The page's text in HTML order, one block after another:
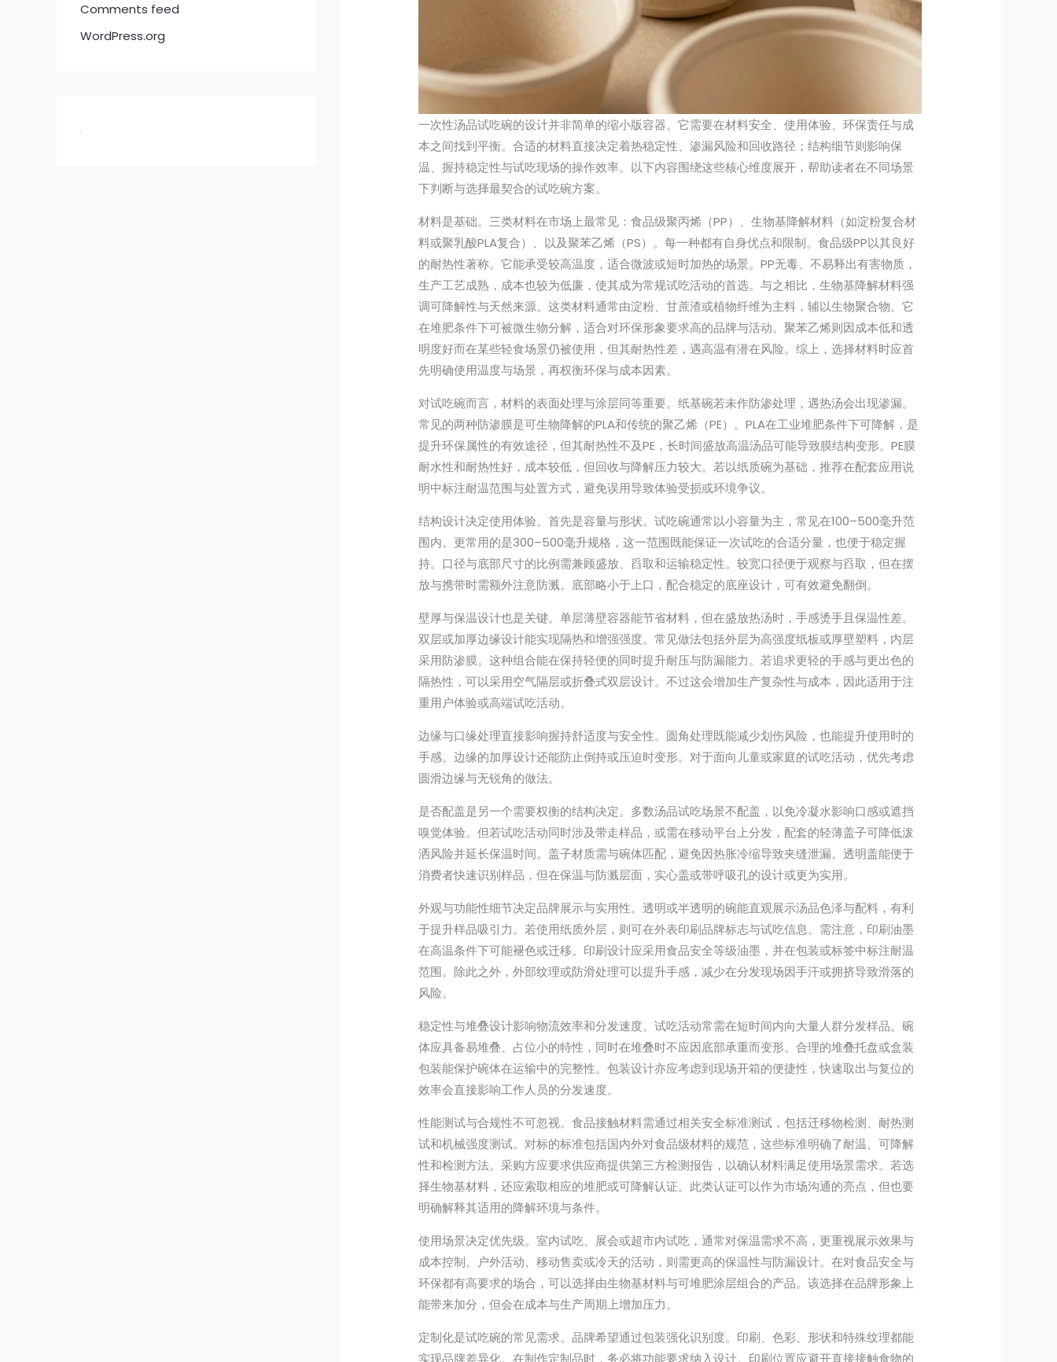
Comments feed
WordPress.org
一次性汤品试吃碗的设计并非简单的缩小版容器。它需要在材料安全、使用体验、环保责任与成
本之间找到平衡。合适的材料直接决定着热稳定性、渗漏风险和回收路径；结构细节则影响保
温、握持稳定性与试吃现场的操作效率。以下内容围绕这些核心维度展开，帮助读者在不同场景
下判断与选择最契合的试吃碗方案。
材料是基础。三类材料在市场上最常见：食品级聚丙烯（PP）、生物基降解材料（如淀粉复合材
料或聚乳酸PLA复合）、以及聚苯乙烯（PS）。每一种都有自身优点和限制。食品级PP以其良好
的耐热性著称。它能承受较高温度，适合微波或短时加热的场景。PP无毒、不易释出有害物质，
生产工艺成熟，成本也较为低廉，使其成为常规试吃活动的首选。与之相比，生物基降解材料强
调可降解性与天然来源。这类材料通常由淀粉、甘蔗渣或植物纤维为主料，辅以生物聚合物。它
在堆肥条件下可被微生物分解，适合对环保形象要求高的品牌与活动。聚苯乙烯则因成本低和透
明度好而在某些轻食场景仍被使用，但其耐热性差，遇高温有潜在风险。综上，选择材料时应首
先明确使用温度与场景，再权衡环保与成本因素。
对试吃碗而言，材料的表面处理与涂层同等重要。纸基碗若未作防渗处理，遇热汤会出现渗漏。
常见的两种防渗膜是可生物降解的PLA和传统的聚乙烯（PE）。PLA在工业堆肥条件下可降解，是
提升环保属性的有效途径，但其耐热性不及PE，长时间盛放高温汤品可能导致膜结构变形。PE膜
耐水性和耐热性好，成本较低，但回收与降解压力较大。若以纸质碗为基础，推荐在配套应用说
明中标注耐温范围与处置方式，避免误用导致体验受损或环境争议。
结构设计决定使用体验。首先是容量与形状。试吃碗通常以小容量为主，常见在100–500毫升范
围内。更常用的是300–500毫升规格，这一范围既能保证一次试吃的合适分量，也便于稳定握
持。口径与底部尺寸的比例需兼顾盛放、舀取和运输稳定性。较宽口径便于观察与舀取，但在摆
放与携带时需额外注意防溅。底部略小于上口，配合稳定的底座设计，可有效避免翻倒。
壁厚与保温设计也是关键。单层薄壁容器能节省材料，但在盛放热汤时，手感烫手且保温性差。
双层或加厚边缘设计能实现隔热和增强强度。常见做法包括外层为高强度纸板或厚壁塑料，内层
采用防渗膜。这种组合能在保持轻便的同时提升耐压与防漏能力。若追求更轻的手感与更出色的
隔热性，可以采用空气隔层或折叠式双层设计。不过这会增加生产复杂性与成本，因此适用于注
重用户体验或高端试吃活动。
边缘与口缘处理直接影响握持舒适度与安全性。圆角处理既能减少划伤风险，也能提升使用时的
手感。边缘的加厚设计还能防止倒持或压迫时变形。对于面向儿童或家庭的试吃活动，优先考虑
圆滑边缘与无锐角的做法。
是否配盖是另一个需要权衡的结构决定。多数汤品试吃场景不配盖，以免冷凝水影响口感或遮挡
嗅觉体验。但若试吃活动同时涉及带走样品，或需在移动平台上分发，配套的轻薄盖子可降低泼
洒风险并延长保温时间。盖子材质需与碗体匹配，避免因热胀冷缩导致夹缝泄漏。透明盖能便于
消费者快速识别样品，但在保温与防溅层面，实心盖或带呼吸孔的设计或更为实用。
外观与功能性细节决定品牌展示与实用性。透明或半透明的碗能直观展示汤品色泽与配料，有利
于提升样品吸引力。若使用纸质外层，则可在外表印刷品牌标志与试吃信息。需注意，印刷油墨
在高温条件下可能褪色或迁移。印刷设计应采用食品安全等级油墨，并在包装或标签中标注耐温
范围。除此之外，外部纹理或防滑处理可以提升手感，减少在分发现场因手汗或拥挤导致滑落的
风险。
稳定性与堆叠设计影响物流效率和分发速度。试吃活动常需在短时间内向大量人群分发样品。碗
体应具备易堆叠、占位小的特性，同时在堆叠时不应因底部承重而变形。合理的堆叠托盘或盒装
包装能保护碗体在运输中的完整性。包装设计亦应考虑到现场开箱的便捷性，快速取出与复位的
效率会直接影响工作人员的分发速度。
性能测试与合规性不可忽视。食品接触材料需通过相关安全标准测试，包括迁移物检测、耐热测
试和机械强度测试。对标的标准包括国内外对食品级材料的规范，这些标准明确了耐温、可降解
性和检测方法。采购方应要求供应商提供第三方检测报告，以确认材料满足使用场景需求。若选
择生物基材料，还应索取相应的堆肥或可降解认证。此类认证可以作为市场沟通的亮点，但也要
明确解释其适用的降解环境与条件。
使用场景决定优先级。室内试吃、展会或超市内试吃，通常对保温需求不高，更重视展示效果与
成本控制。户外活动、移动售卖或冷天的活动，则需更高的保温性与防漏设计。在对食品安全与
环保都有高要求的场合，可以选择由生物基材料与可堆肥涂层组合的产品。该选择在品牌形象上
能带来加分，但会在成本与生产周期上增加压力。
定制化是试吃碗的常见需求。品牌希望通过包装强化识别度。印刷、色彩、形状和特殊纹理都能